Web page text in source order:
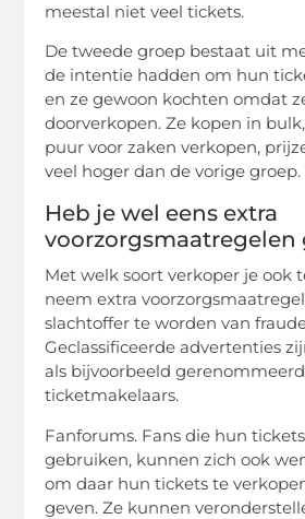
meestal niet veel tickets.
De tweede groep bestaat uit
de intentie hadden om hun
en ze gewoon kochten omdat
doorverkopen. Ze kopen in
puur voor zaken verkopen,
veel hoger dan de vorige groep.
Heb je wel eens extra
voorzorgsmaatregelen
Met welk soort verkoper je ook
neem extra
slachtoffer te worden van
Geclassificeerde advertenties
als bijvoorbeeld
ticketmakelaars.
Fanforums. Fans die hun
gebruiken, kunnen zich ook
om daar hun tickets te
geven. Ze kunnen